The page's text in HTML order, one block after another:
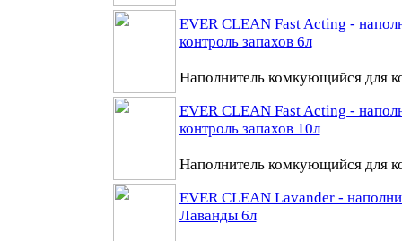
EVER CLEAN Fast Acting -
контроль запахов 6л
Наполнитель комкующийся для
EVER CLEAN Fast Acting -
контроль запахов 10л
Наполнитель комкующийся для
EVER CLEAN Lavander -
Лаванды 6л